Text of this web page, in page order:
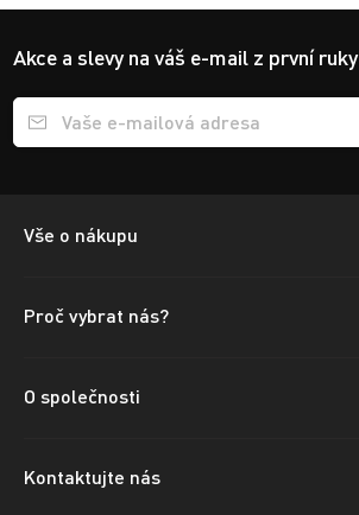
Akce a slevy na váš e-mail z první ruky
Přihlášení e-mailu k odběru
Vše o nákupu
Proč vybrat nás?
O společnosti
Kontaktujte nás